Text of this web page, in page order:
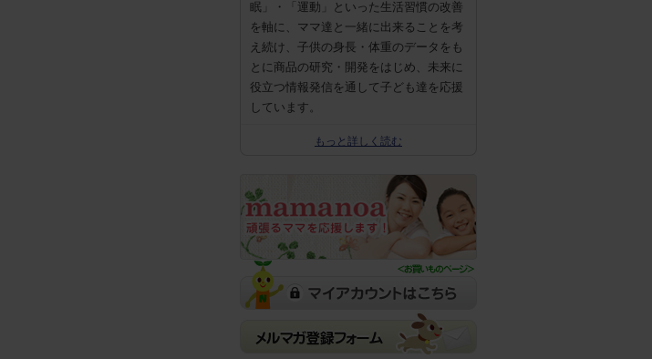
眠」・「運動」といった生活習慣の改善
を軸に、ママ達と一緒に出来ることを考
え続け、子供の身長・体重のデータをも
とに商品の研究・開発をはじめ、未来に
役立つ情報発信を通して子ども達を応援
しています。
もっと詳しく読む